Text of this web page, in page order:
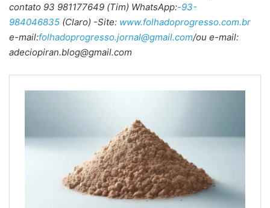
contato 93 981177649 (Tim) WhatsApp:-93-
984046835 (Claro) -Site: www.folhadoprogresso.com.br
e-mail:folhadoprogresso.jornal@gmail.com/ou e-mail:
adeciopiran.blog@gmail.com